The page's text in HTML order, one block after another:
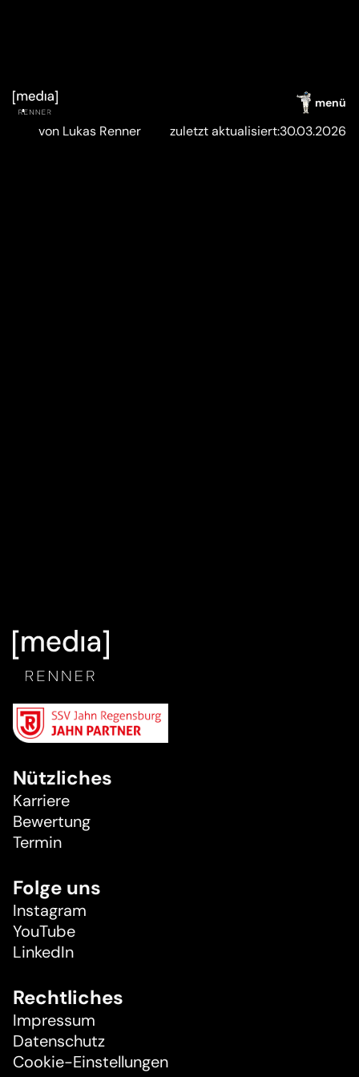
menü
von Lukas Renner zuletzt aktualisiert:30.03.2026
Nützliches
Karriere
Bewertung
Termin
Folge uns
Instagram
YouTube
LinkedIn
Rechtliches
Impressum
Datenschutz
Cookie-Einstellungen